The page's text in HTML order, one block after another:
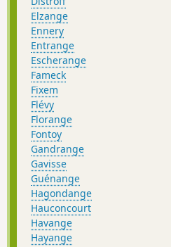
Elzange
Ennery
Entrange
Escherange
Fameck
Fixem
Flévy
Florange
Fontoy
Gandrange
Gavisse
Guénange
Hagondange
Hauconcourt
Havange
Hayange